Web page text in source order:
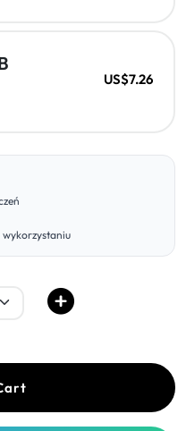
US$7.26
wykorzystaniu